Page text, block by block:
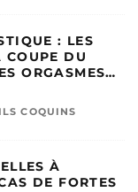
: LES
COUPE DU
ORGASMES…
COQUINS
À
DE FORTES